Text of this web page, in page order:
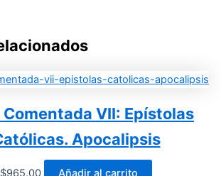
Comentada VII: Epístolas
Apocalipsis
$965.00 Añadir al carrito